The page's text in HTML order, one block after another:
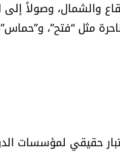
والشمال، وصولاً
مثل “فتح”،
حقيقي لمؤسسات